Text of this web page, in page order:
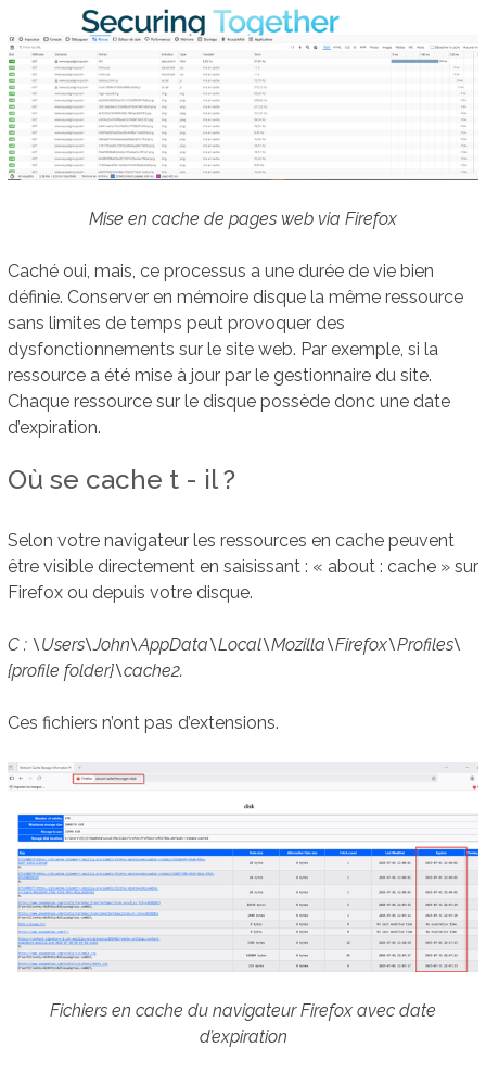
Mise en cache de pages web via Firefox
Caché oui, mais, ce processus a une durée de vie bien
définie. Conserver en mémoire disque la même ressource
sans limites de temps peut provoquer des
dysfonctionnements sur le site web. Par exemple, si la
ressource a été mise à jour par le gestionnaire du site.
Chaque ressource sur le disque possède donc une date
d’expiration.
Où se cache t - il ?
Selon votre navigateur les ressources en cache peuvent
être visible directement en saisissant : « about : cache » sur
Firefox ou depuis votre disque.
C : \Users\John\AppData\Local\Mozilla\Firefox\Profiles\
{profile folder}\cache2.
Ces fichiers n’ont pas d’extensions.
Fichiers en cache du navigateur Firefox avec date
d’expiration